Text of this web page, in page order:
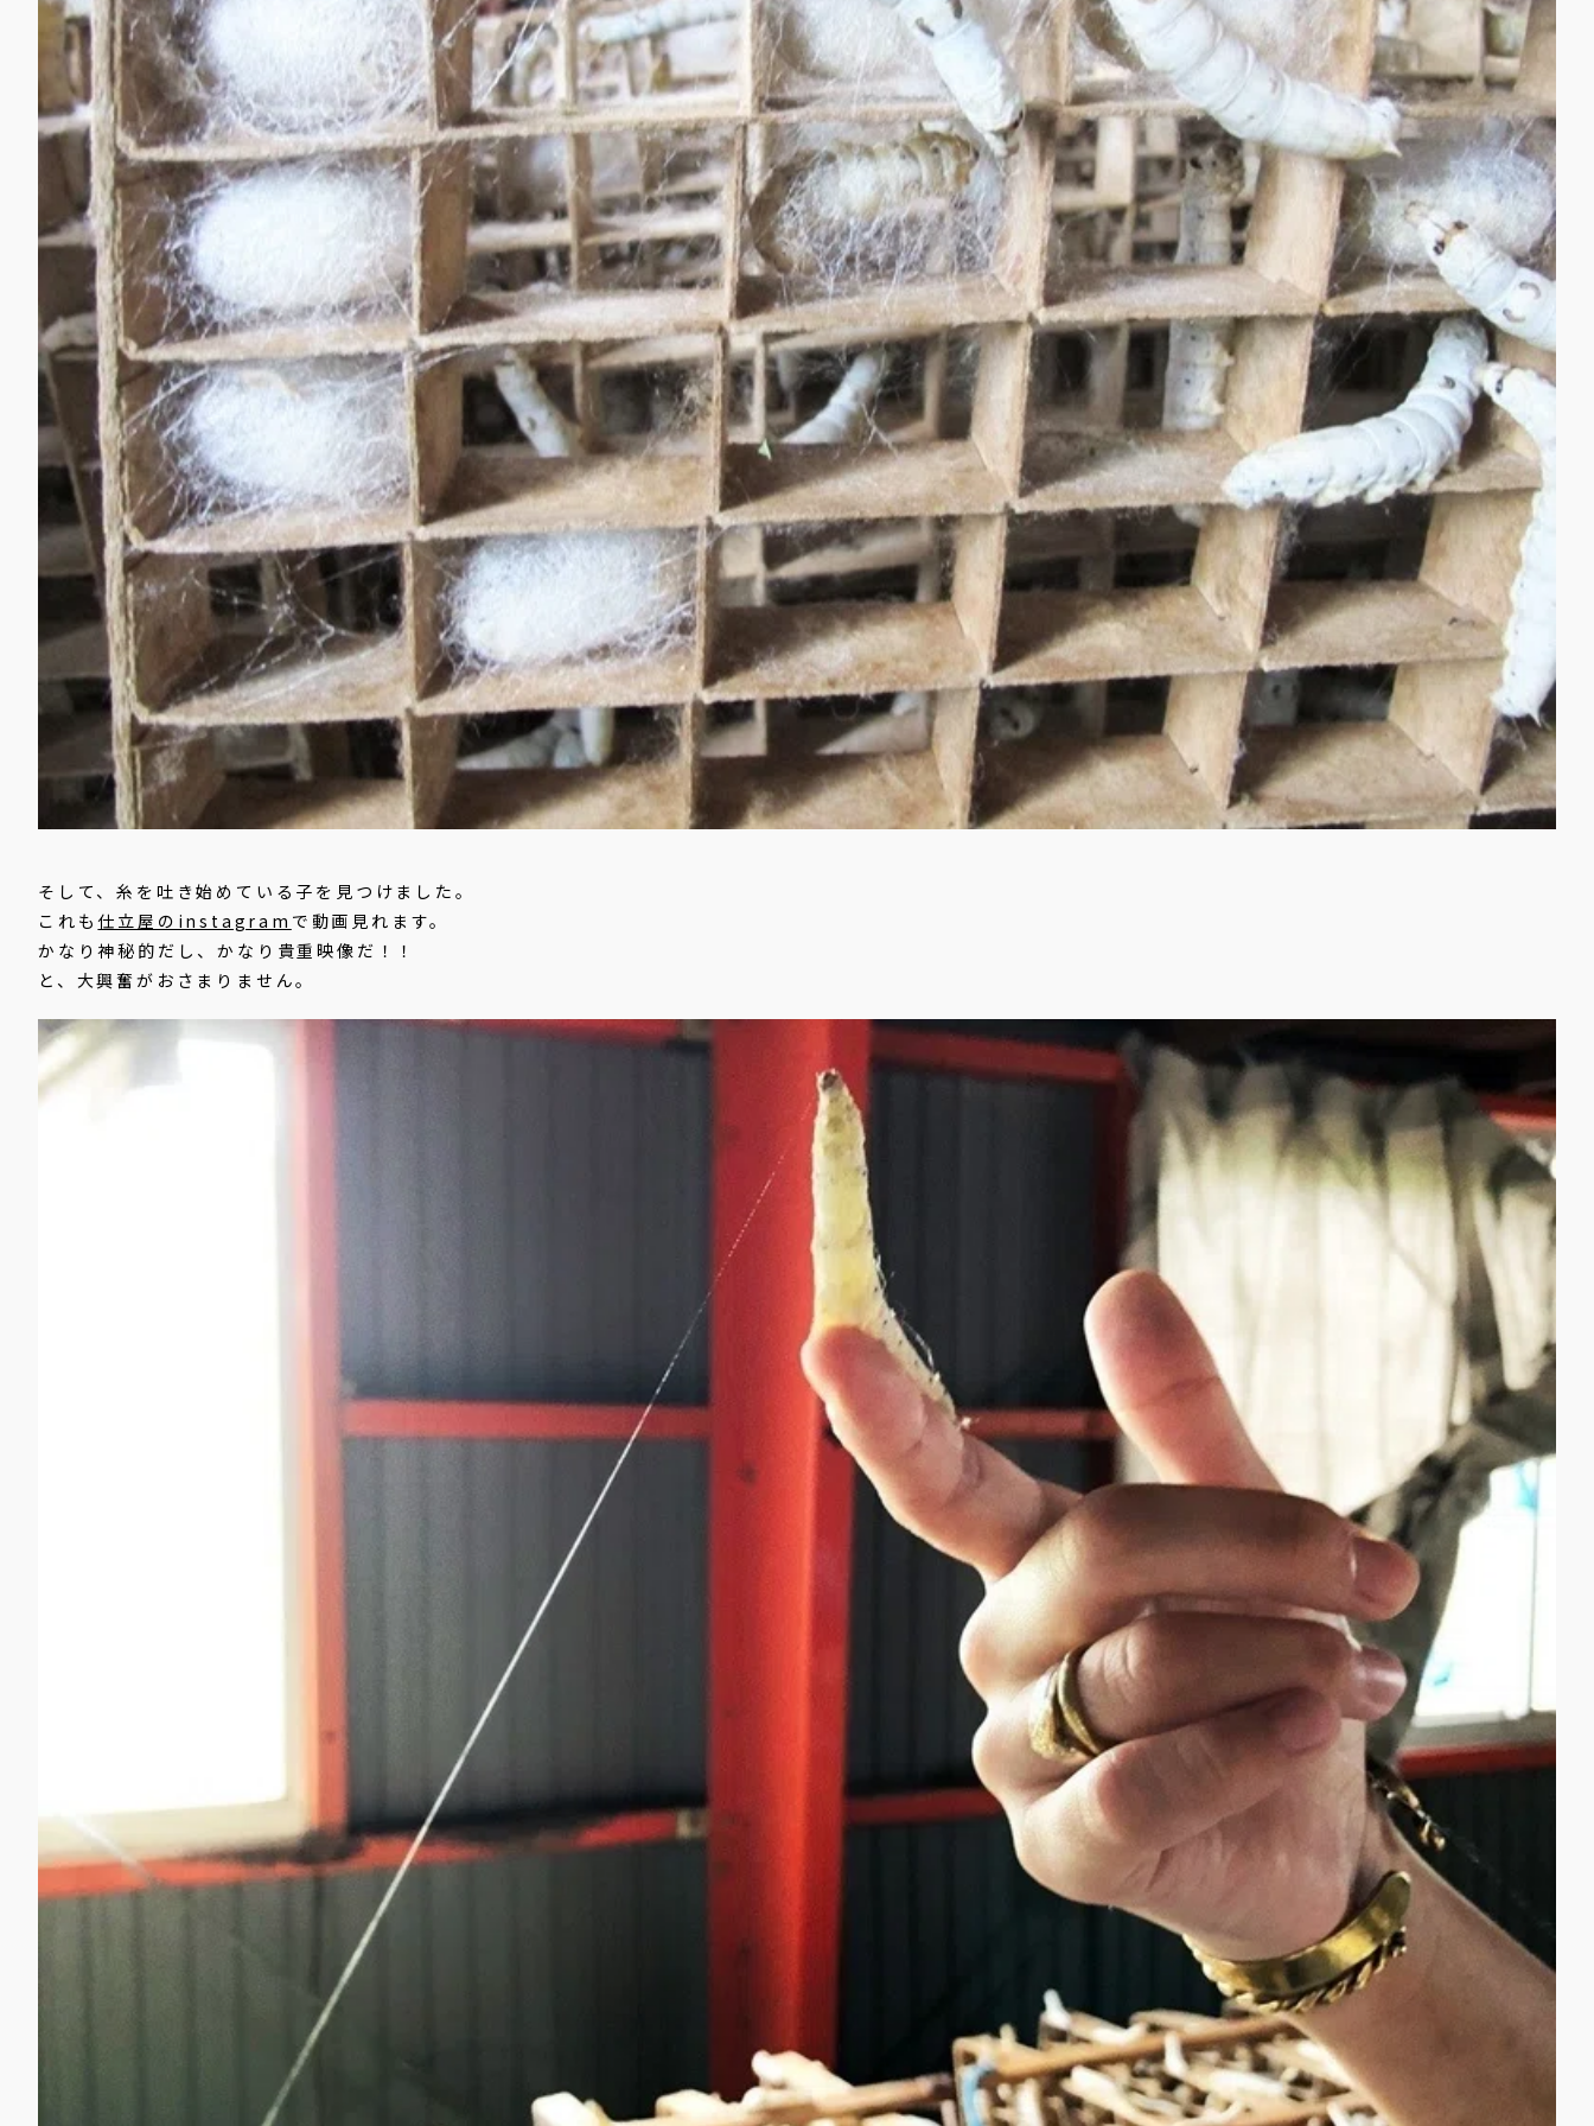
そして、糸を吐き始めている子を見つけました。
これも仕立屋のinstagram で動画見れます。
かなり神秘的だし、かなり貴重映像だ！！
と、大興奮がおさまりません。